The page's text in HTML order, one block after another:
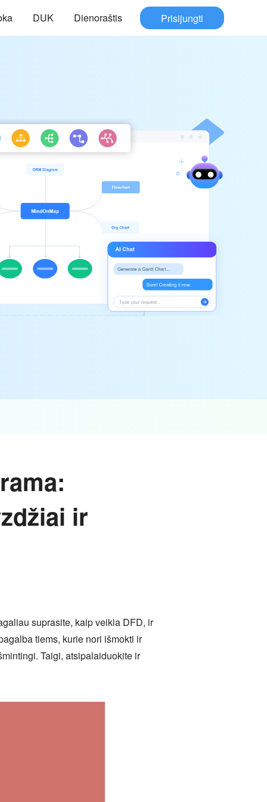
DUK Dienoraštis Prisijungti
ir
suprasite, kaip veikia DFD, ir
tiems, kurie nori išmokti ir
Taigi, atsipalaiduokite ir